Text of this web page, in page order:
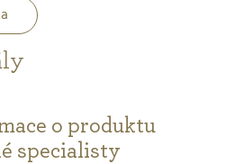
o produktu
specialisty